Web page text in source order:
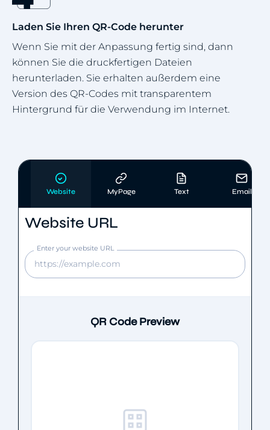
Laden Sie Ihren QR-Code herunter
Wenn Sie mit der Anpassung fertig sind, dann
können Sie die druckfertigen Dateien
herunterladen. Sie erhalten außerdem eine
Version des QR-Codes mit transparentem
Hintergrund für die Verwendung im Internet.
Website MyPage Text Email
Website URL
Enter your website URL
QR Code Preview